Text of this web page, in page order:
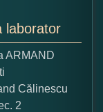
laborator
ARMAND
Călinescu
2